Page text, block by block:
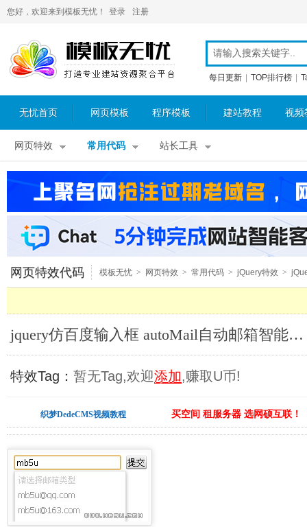
您好，欢迎来到模板无忧！ 登录 注册
每日更新 TOP排行榜
无忧首页 网页模板 程序模板 建站教程 视频
网页特效 常用代码 站长工具
网页特效代码 模板无忧 > 网页特效 > 常用代码 > jQuery特效 >
表单特效 > jQuery搜索提示 >
jquery仿百度输入框 autoMail自动邮箱智能提示功能_jQuery搜索提示
特效Tag： 暂无Tag,欢迎添加,赚取U币!
织梦DedeCMS视频教程 买空间 租服务器 选网硕互联！